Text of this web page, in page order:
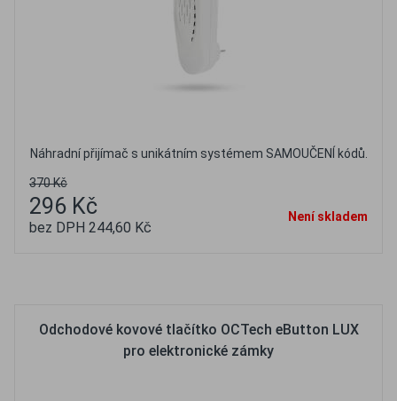
Náhradní přijímač s unikátním systémem SAMOUČENÍ kódů.
370 Kč
296 Kč
bez DPH 244,60 Kč
Není skladem
Odchodové kovové tlačítko OCTech eButton LUX
pro elektronické zámky